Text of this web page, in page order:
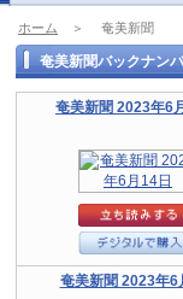
ホーム ＞ 奄美新聞
奄美新聞バックナン
奄美新聞 2023年6
奄美新聞 2023年6